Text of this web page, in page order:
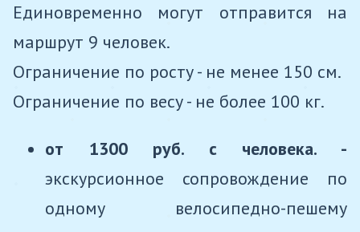
Единовременно могут отправится на
маршрут 9 человек.
Ограничение по росту - не менее 150 см.
Ограничение по весу - не более 100 кг.
от 1300 руб. с человека. -
экскурсионное сопровождение по
одному велосипедно-пешему